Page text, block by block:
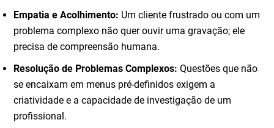
Empatia e Acolhimento: Um cliente frustrado ou com um
problema complexo não quer ouvir uma gravação; ele
precisa de compreensão humana.
Resolução de Problemas Complexos: Questões que não
se encaixam em menus pré-definidos exigem a
criatividade e a capacidade de investigação de um
profissional.